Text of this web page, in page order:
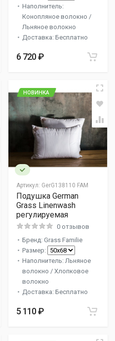
Наполнитель:
Конопляное волокно /
Льняное волокно
Доставка: Бесплатно
6 720 ₽
Артикул: GerG138110 FAM
НОВИНКА
Подушка German
Grass Linenwash
регулируемая
0 отзывов
Бренд: Grass Familie
Размер:
Наполнитель: Льняное
волокно / Хлопковое
волокно
Доставка: Бесплатно
5 110 ₽